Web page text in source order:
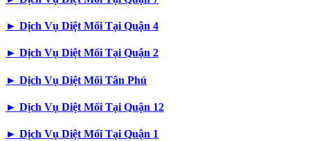
► Dịch Vụ Diệt Mối Tại Quận 4
► Dịch Vụ Diệt Mối Tại Quận 2
► Dịch Vụ Diệt Mối Tân Phú
► Dịch Vụ Diệt Mối Tại Quận 12
► Dịch Vụ Diệt Mối Tại Quận 1